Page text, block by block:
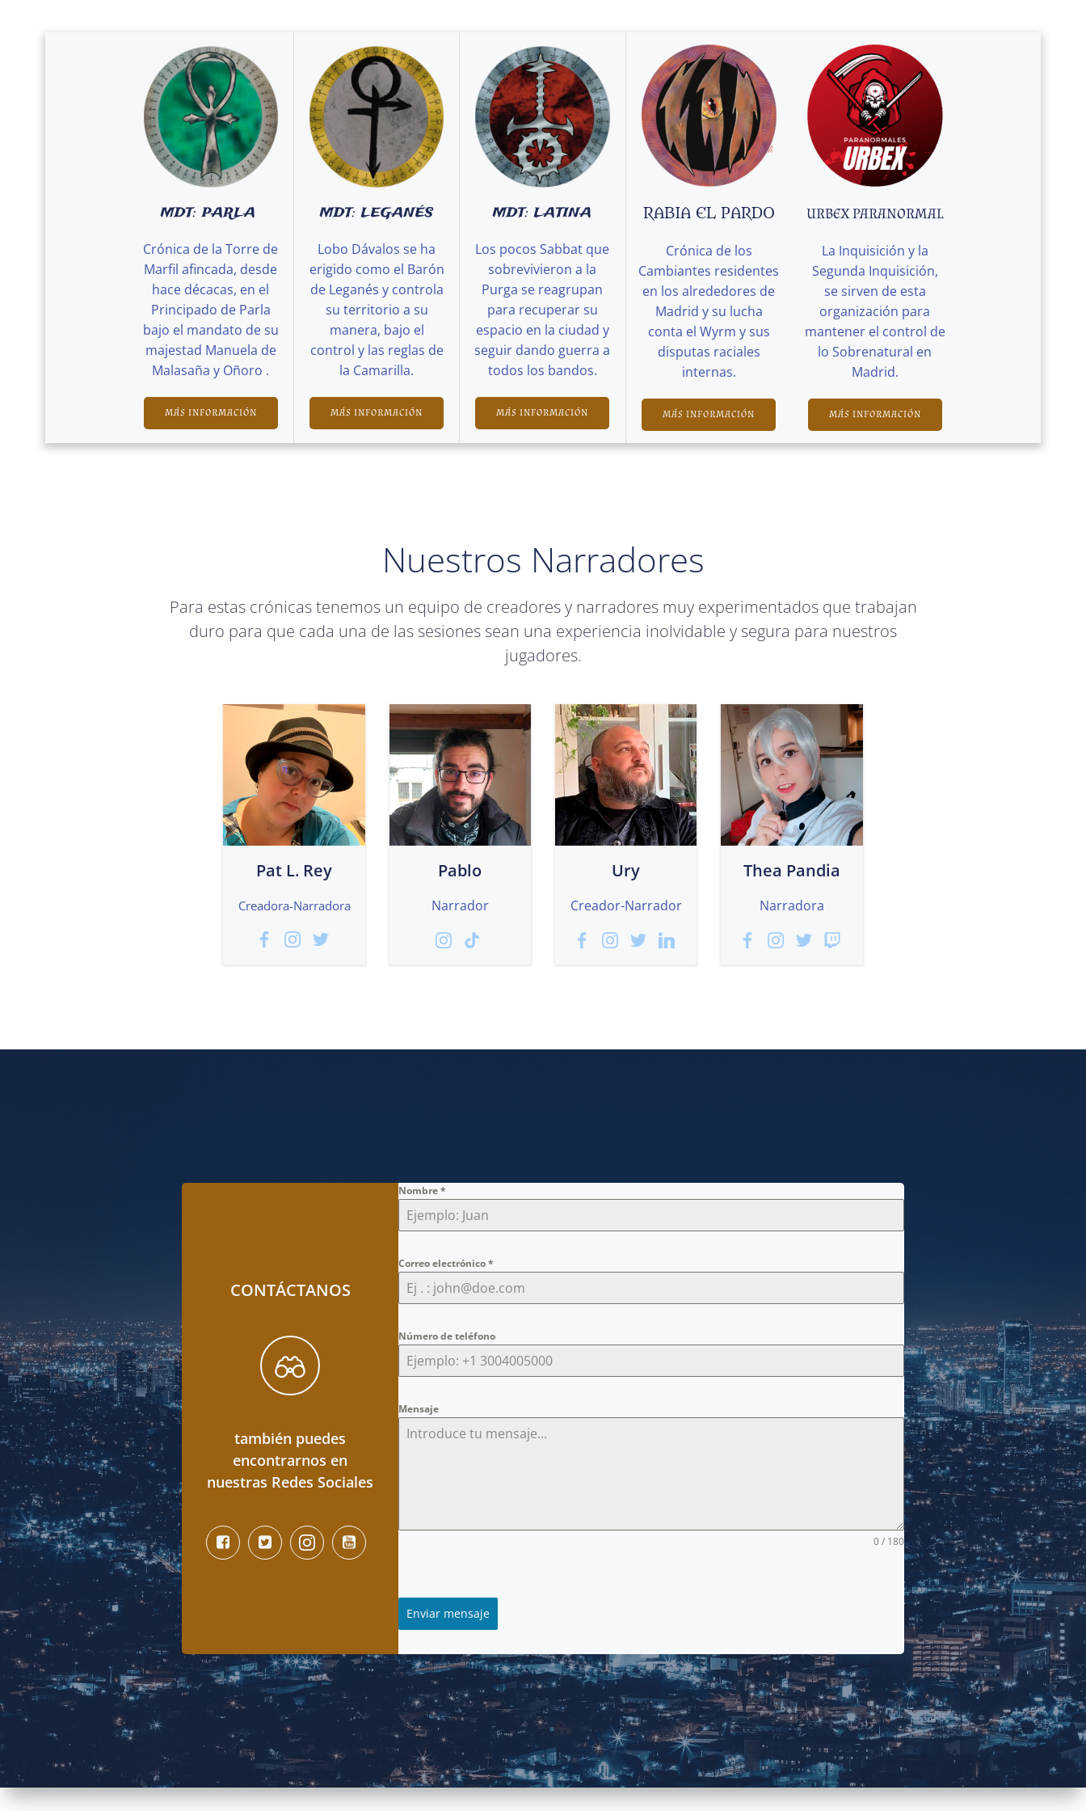
MDT: PARLA
Crónica de la Torre de
Marfil afincada, desde
hace décacas, en el
Principado de Parla
bajo el mandato de su
majestad Manuela de
Malasaña y Oñoro .
MÁS INFORMACIÓN
MDT: LEGANÉS
Lobo Dávalos se ha
erigido como el Barón
de Leganés y controla
su territorio a su
manera, bajo el
control y las reglas de
la Camarilla.
MÁS INFORMACIÓN
MDT: LATINA
Los pocos Sabbat que
sobrevivieron a la
Purga se reagrupan
para recuperar su
espacio en la ciudad y
seguir dando guerra a
todos los bandos.
MÁS INFORMACIÓN
RABIA EL PARDO
Crónica de los
Cambiantes residentes
en los alrededores de
Madrid y su lucha
conta el Wyrm y sus
disputas raciales
internas.
MÁS INFORMACIÓN
URBEX PARANORMAL
La Inquisición y la
Segunda Inquisición,
se sirven de esta
organización para
mantener el control de
lo Sobrenatural en
Madrid.
MÁS INFORMACIÓN
Nuestros Narradores
Para estas crónicas tenemos un equipo de creadores y narradores muy experimentados que trabajan
duro para que cada una de las sesiones sean una experiencia inolvidable y segura para nuestros
jugadores.
Pat L. Rey
Creadora-Narradora
Pablo
Narrador
Ury
Creador-Narrador
Thea Pandia
Narradora
CONTÁCTANOS
también puedes
encontrarnos en
nuestras Redes Sociales
Nombre*
Correo electrónico*
Número de teléfono
Mensaje
0 / 180
Enviar mensaje